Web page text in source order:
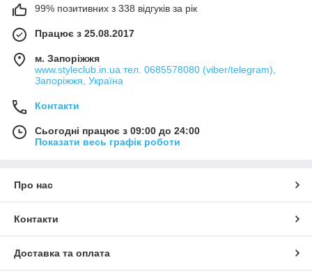
99% позитивних з 338 відгуків за рік
Працює з 25.08.2017
м. Запоріжжя
www.styleclub.in.ua тел. 0685578080 (viber/telegram),
Запоріжжя, Україна
Контакти
Сьогодні працює з 09:00 до 24:00
Показати весь графік роботи
Про нас
Контакти
Доставка та оплата